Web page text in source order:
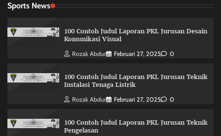
Sports News
100 Contoh Judul Laporan PKL Jurusan Desain
Komunikasi Visual
Rozak Abdur Februari 27, 2025 0
100 Contoh Judul Laporan PKL Jurusan Teknik
Instalasi Tenaga Listrik
Rozak Abdur Februari 27, 2025 0
100 Contoh Judul Laporan PKL Jurusan Teknik
Pengelasan